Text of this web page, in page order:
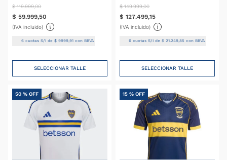
$ 119.999,00
$ 59.999,50
(IVA incluido)
6 cuotas S/I de$ 9999 ,91 con BBVA
SELECCIONAR TALLE
$ 149.999,00
$ 127.499,15
(IVA incluido)
6cuotas S/I de $ 21. 249, 85con BBVA
SELECCIONAR TALLE
50 % OFF 15 % OFF